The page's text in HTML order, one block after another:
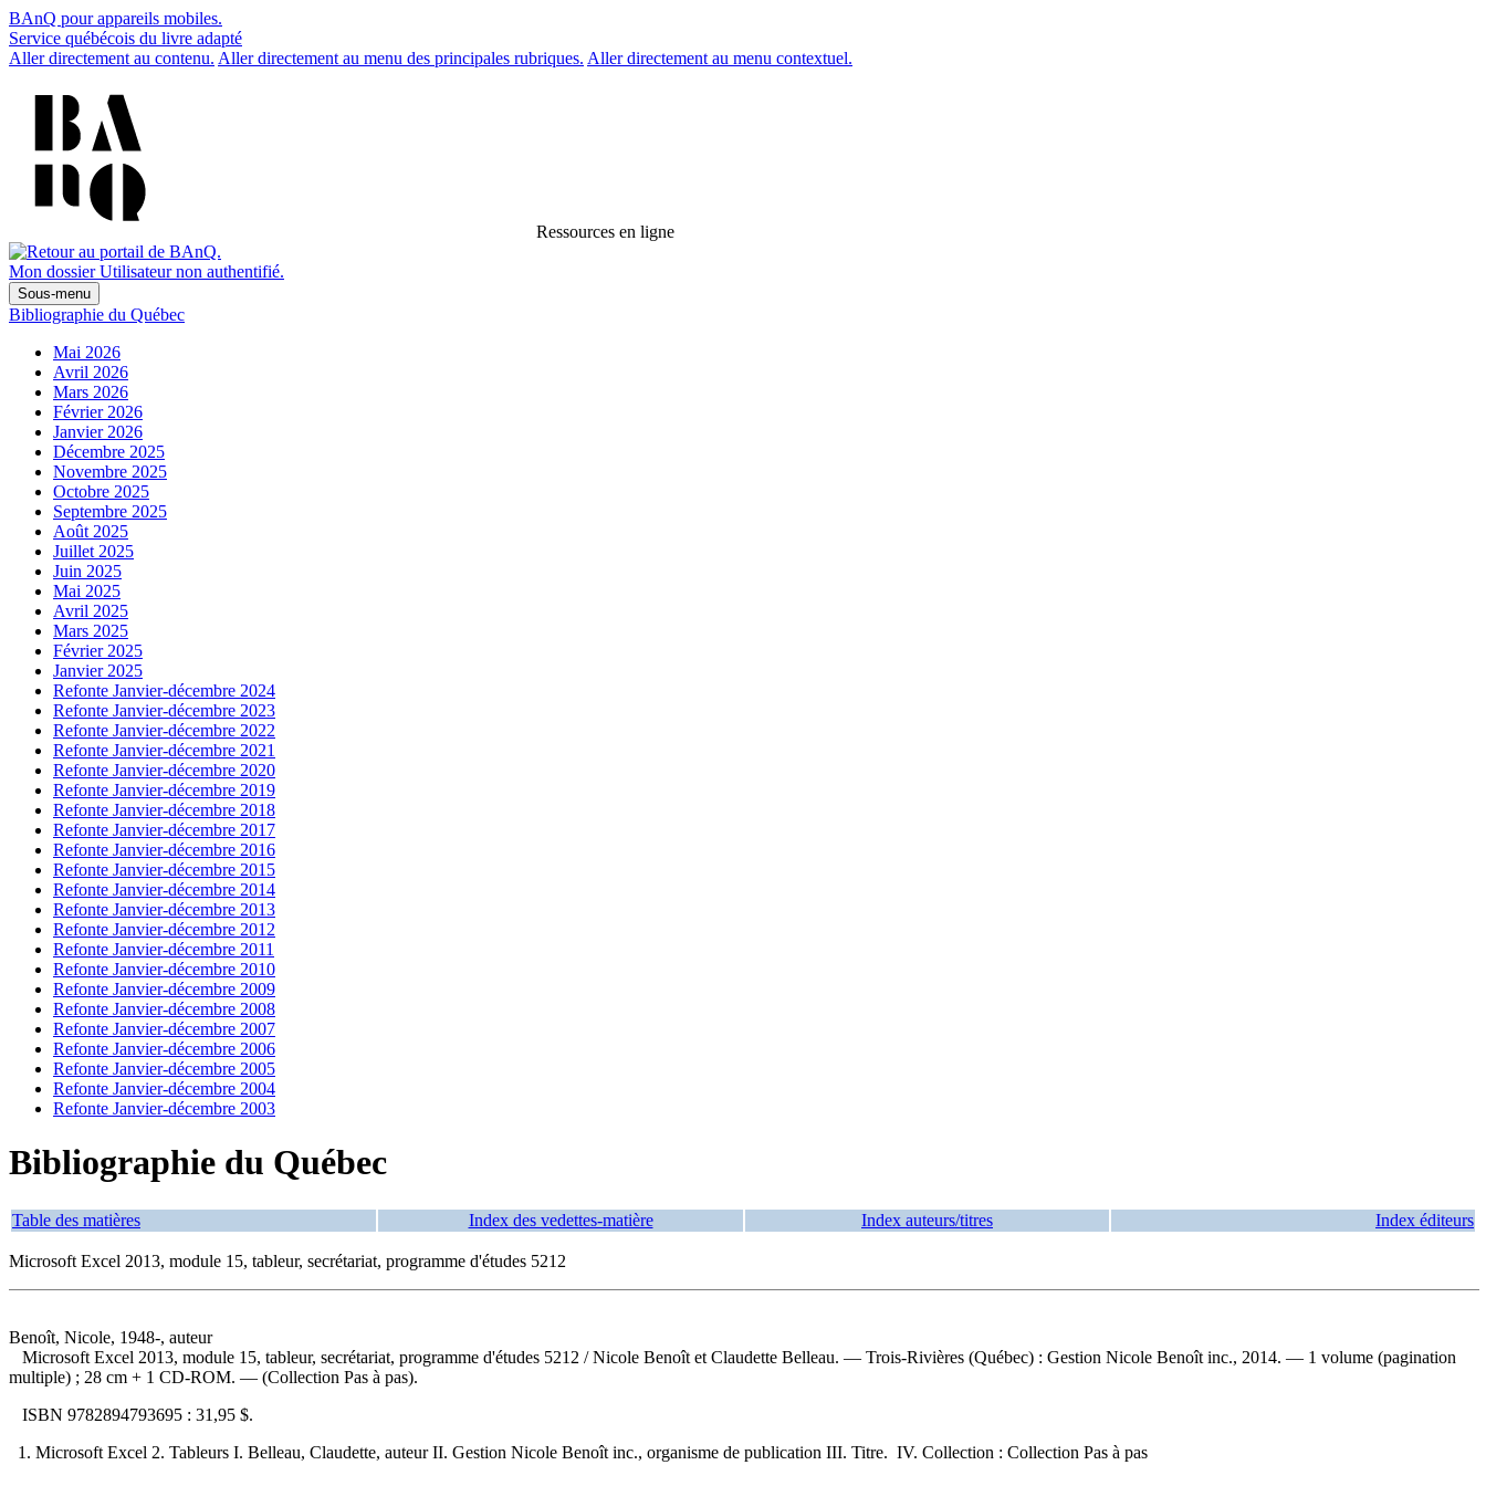
BAnQ pour appareils mobiles.
Service québécois du livre adapté
Aller directement au contenu. Aller directement au menu des principales rubriques. Aller directement au menu contextuel.
Ressources en ligne
Mon dossier Utilisateur non authentifié.
Sous-menu
Bibliographie du Québec
Mai 2026
Avril 2026
Mars 2026
Février 2026
Janvier 2026
Décembre 2025
Novembre 2025
Octobre 2025
Septembre 2025
Août 2025
Juillet 2025
Juin 2025
Mai 2025
Avril 2025
Mars 2025
Février 2025
Janvier 2025
Refonte Janvier-décembre 2024
Refonte Janvier-décembre 2023
Refonte Janvier-décembre 2022
Refonte Janvier-décembre 2021
Refonte Janvier-décembre 2020
Refonte Janvier-décembre 2019
Refonte Janvier-décembre 2018
Refonte Janvier-décembre 2017
Refonte Janvier-décembre 2016
Refonte Janvier-décembre 2015
Refonte Janvier-décembre 2014
Refonte Janvier-décembre 2013
Refonte Janvier-décembre 2012
Refonte Janvier-décembre 2011
Refonte Janvier-décembre 2010
Refonte Janvier-décembre 2009
Refonte Janvier-décembre 2008
Refonte Janvier-décembre 2007
Refonte Janvier-décembre 2006
Refonte Janvier-décembre 2005
Refonte Janvier-décembre 2004
Refonte Janvier-décembre 2003
Bibliographie du Québec
Table des matières Index des vedettes-matière Index auteurs/titres Index éditeurs
Microsoft Excel 2013, module 15, tableur, secrétariat, programme d'études 5212
Benoît, Nicole, 1948-, auteur
Microsoft Excel 2013, module 15, tableur, secrétariat, programme d'études 5212 / Nicole Benoît et Claudette Belleau. — Trois-Rivières (Québec) : Gestion Nicole Benoît inc., 2014. — 1 volume (pagination
multiple) ; 28 cm + 1 CD-ROM. — (Collection Pas à pas).
ISBN 9782894793695 : 31,95 $.
1. Microsoft Excel 2. Tableurs I. Belleau, Claudette, auteur II. Gestion Nicole Benoît inc., organisme de publication III. Titre. IV. Collection : Collection Pas à pas